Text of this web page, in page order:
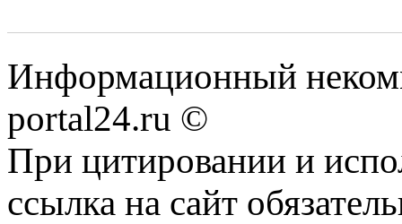
Информационный
portal24.ru ©
При цитировании и
ссылка на сайт